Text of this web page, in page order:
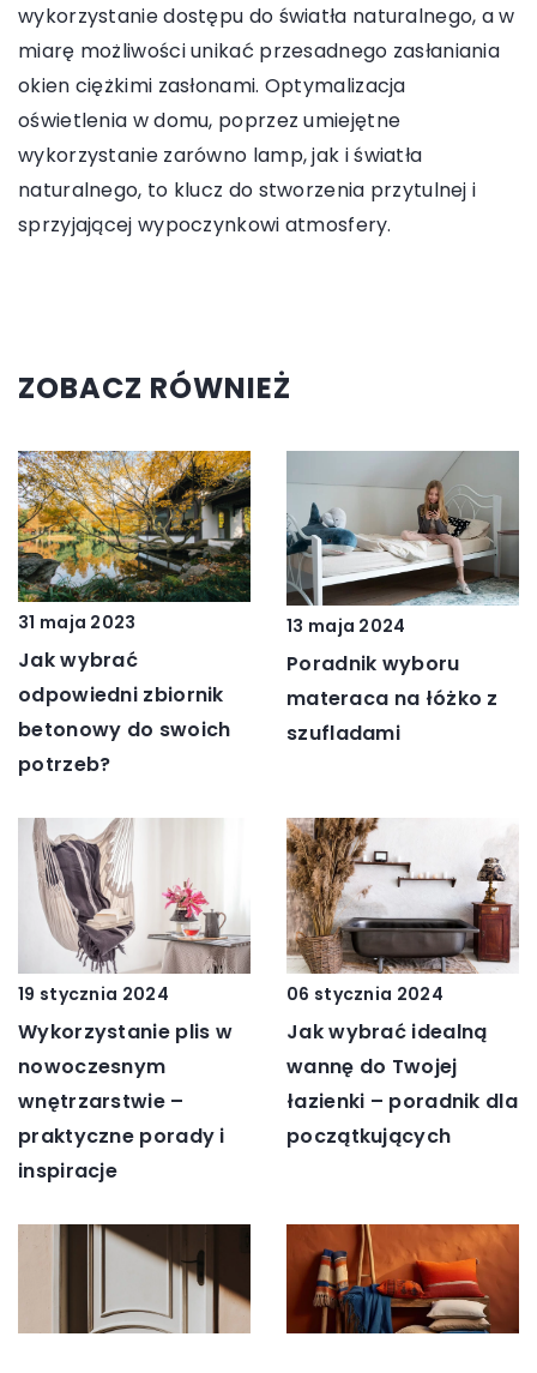
wykorzystanie dostępu do światła naturalnego, a w
miarę możliwości unikać przesadnego zasłaniania
okien ciężkimi zasłonami. Optymalizacja
oświetlenia w domu, poprzez umiejętne
wykorzystanie zarówno lamp, jak i światła
naturalnego, to klucz do stworzenia przytulnej i
sprzyjającej wypoczynkowi atmosfery.
ZOBACZ RÓWNIEŻ
31 maja 2023
Jak wybrać
odpowiedni zbiornik
betonowy do swoich
potrzeb?
13 maja 2024
Poradnik wyboru
materaca na łóżko z
szufladami
19 stycznia 2024
Wykorzystanie plis w
nowoczesnym
wnętrzarstwie –
praktyczne porady i
inspiracje
06 stycznia 2024
Jak wybrać idealną
wannę do Twojej
łazienki – poradnik dla
początkujących